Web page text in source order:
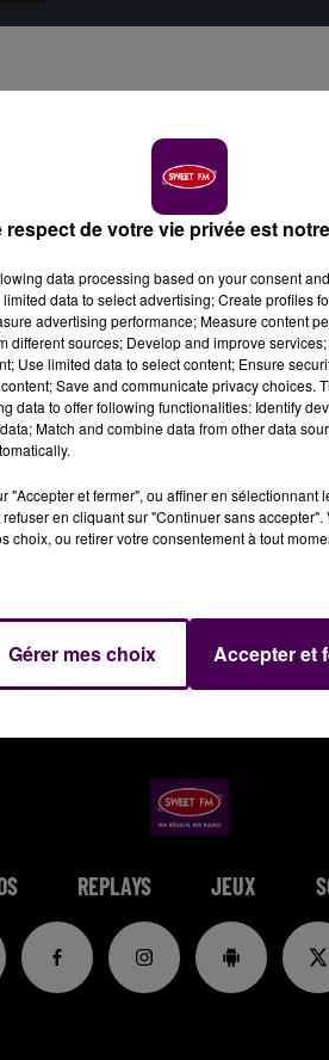
REPLAYS JEUX
respect de votre vie privée est
data processing based on your consent
data to select advertising; Create profiles
advertising performance; Measure content
different sources; Develop and improve
Use limited data to select content; Ensure
Save and communicate privacy choices.
data to offer following functionalities: Identify
Match and combine data from other data
"Accepter et fermer", ou affiner en sélectionnant
en cliquant sur "Continuer sans
choix, ou retirer votre consentement à tout
Gérer mes choix Accepter et